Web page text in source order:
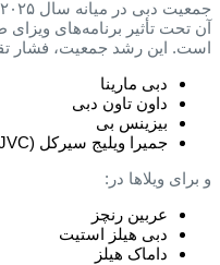
آن تحت تأثیر برنامه‌های
است. این رشد جمعیت، فشار
دبی مارینا
داون تاون دبی
بیزینس بی
جمیرا ویلیج سیرکل (JVC)
و برای ویلاها در:
عربین رنچز
دبی هیلز استیت
داماک هیلز